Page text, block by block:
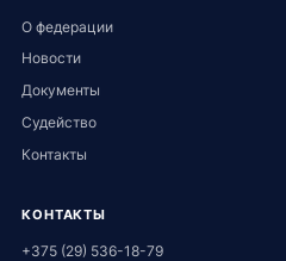
О федерации
Новости
Документы
Судейство
Контакты
КОНТАКТЫ
+375 (29) 536-18-79